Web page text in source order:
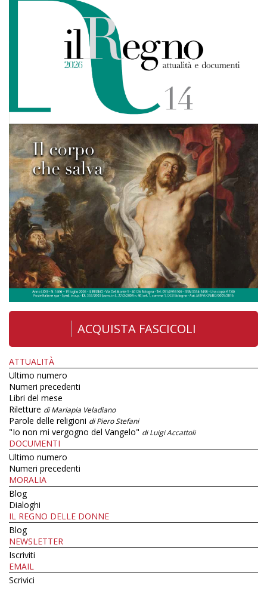
ACQUISTA FASCICOLI
ATTUALITÀ
Ultimo numero
Numeri precedenti
Libri del mese
Riletture di Mariapia Veladiano
Parole delle religioni di Piero Stefani
"Io non mi vergogno del Vangelo" di Luigi Accattoli
DOCUMENTI
Ultimo numero
Numeri precedenti
MORALIA
Blog
Dialoghi
IL REGNO DELLE DONNE
Blog
NEWSLETTER
Iscriviti
EMAIL
Scrivici